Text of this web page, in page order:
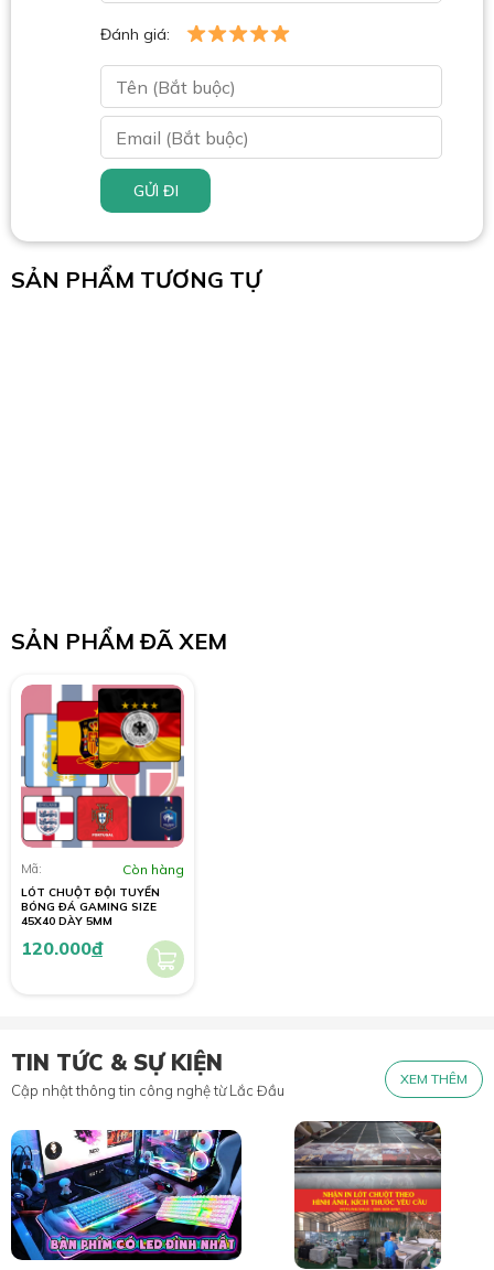
Đánh giá:
GỬI ĐI
SẢN PHẨM TƯƠNG TỰ
SẢN PHẨM ĐÃ XEM
Mã: Còn hàng
LÓT CHUỘT ĐỘI TUYỂN
BÓNG ĐÁ GAMING SIZE
45X40 DÀY 5MM
120.000đ
TIN TỨC & SỰ KIỆN
Cập nhật thông tin công nghệ từ Lắc Đầu
XEM THÊM